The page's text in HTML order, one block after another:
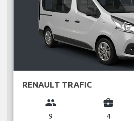
RENAULT TRAFIC
group
9
business_center
4